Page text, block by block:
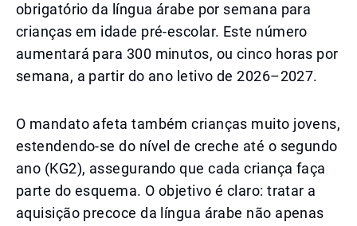
obrigatório da língua árabe por semana para
crianças em idade pré-escolar. Este número
aumentará para 300 minutos, ou cinco horas por
semana, a partir do ano letivo de 2026–2027.
O mandato afeta também crianças muito jovens,
estendendo-se do nível de creche até o segundo
ano (KG2), assegurando que cada criança faça
parte do esquema. O objetivo é claro: tratar a
aquisição precoce da língua árabe não apenas